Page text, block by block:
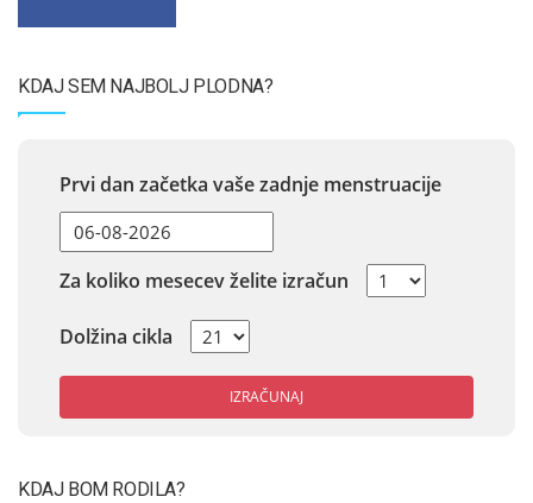
KDAJ SEM NAJBOLJ PLODNA?
Prvi dan začetka vaše zadnje menstruacije
Za koliko mesecev želite izračun
Dolžina cikla
IZRAČUNAJ
KDAJ BOM RODILA?